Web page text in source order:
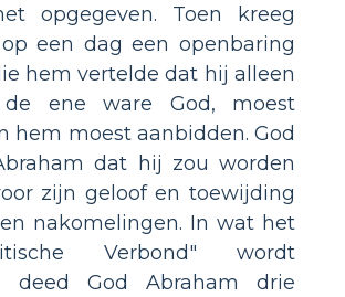
opgegeven. Toen kreeg
een dag een openbaring
hem vertelde dat hij alleen
ene ware God, moest
hem moest aanbidden. God
dat hij zou worden
zijn geloof en toewijding
nakomelingen. In wat het
Verbond" wordt
deed God Abraham drie